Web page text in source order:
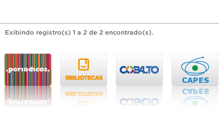
Exibindo registro(s) 1 a 2 de 2 encontrado(s).